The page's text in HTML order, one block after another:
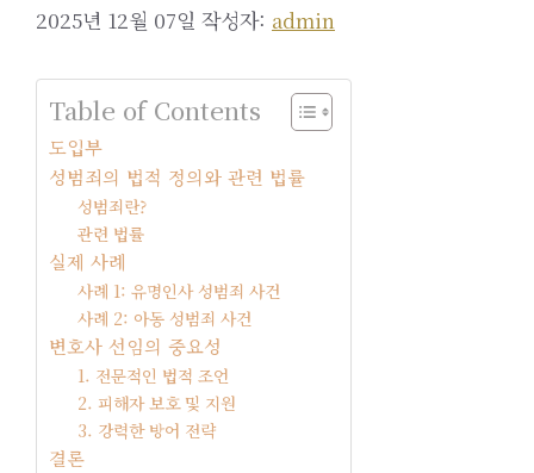
2025년 12월 07일 작성자: admin
Table of Contents
도입부
성범죄의 법적 정의와 관련 법률
성범죄란?
관련 법률
실제 사례
사례 1: 유명인사 성범죄 사건
사례 2: 아동 성범죄 사건
변호사 선임의 중요성
1. 전문적인 법적 조언
2. 피해자 보호 및 지원
3. 강력한 방어 전략
결론